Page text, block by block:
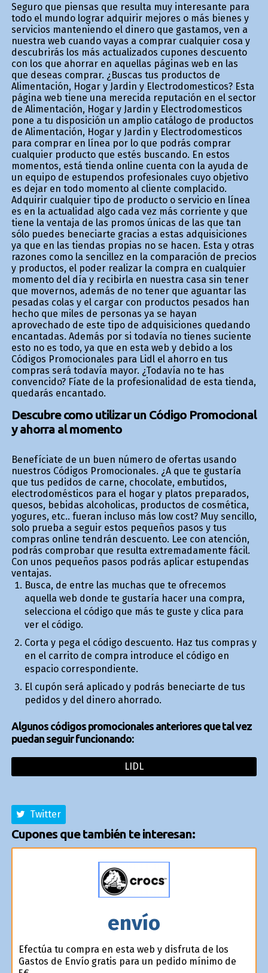
Seguro que piensas que resulta muy interesante para
todo el mundo lograr adquirir mejores o más bienes y
servicios manteniendo el dinero que gastamos, ven a
nuestra web cuando vayas a comprar cualquier cosa y
descubrirás los más actualizados cupones descuento
con los que ahorrar en aquellas páginas web en las
que deseas comprar. ¿Buscas tus productos de
Alimentación, Hogar y Jardin y Electrodomesticos? Esta
página web tiene una merecida reputación en el sector
de Alimentación, Hogar y Jardin y Electrodomesticos
pone a tu disposición un amplio catálogo de productos
de Alimentación, Hogar y Jardin y Electrodomesticos
para comprar en línea por lo que podrás comprar
cualquier producto que estés buscando. En estos
momentos, está tienda online cuenta con la ayuda de
un equipo de estupendos profesionales cuyo objetivo
es dejar en todo momento al cliente complacido.
Adquirir cualquier tipo de producto o servicio en línea
es en la actualidad algo cada vez más corriente y que
tiene la ventaja de las promos únicas de las que tan
sólo puedes beneficiarte gracias a estas adquisiciones
ya que en las tiendas propias no se hacen. Esta y otras
razones como la sencillez en la comparación de precios
y productos, el poder realizar la compra en cualquier
momento del día y recibirla en nuestra casa sin tener
que movernos, además de no tener que aguantar las
pesadas colas y el cargar con productos pesados han
hecho que miles de personas ya se hayan
aprovechado de este tipo de adquisiciones quedando
encantadas. Además por si todavía no tienes suficiente
esto no es todo, ya que en esta web y debido a los
Códigos Promocionales para Lidl el ahorro en tus
compras será todavía mayor. ¿Todavía no te has
convencido? Fíate de la profesionalidad de esta tienda,
quedarás encantado.
Descubre como utilizar un Código Promocional
y ahorra al momento
Benefíciate de un buen número de ofertas usando
nuestros Códigos Promocionales. ¿A que te gustaría
que tus pedidos de carne, chocolate, embutidos,
electrodomésticos para el hogar y platos preparados,
quesos, bebidas alcoholicas, productos de cosmética,
yogures, etc.. fueran incluso más low cost? Muy sencillo,
solo prueba a seguir estos pequeños pasos y tus
compras online tendrán descuento. Lee con atención,
podrás comprobar que resulta extremadamente fácil.
Con unos pequeños pasos podrás aplicar estupendas
ventajas.
Busca, de entre las muchas que te ofrecemos
aquella web donde te gustaría hacer una compra,
selecciona el código que más te guste y clica para
ver el código.
Corta y pega el código descuento. Haz tus compras y
en el carrito de compra introduce el código en
espacio correspondiente.
El cupón será aplicado y podrás beneficiarte de tus
pedidos y del dinero ahorrado.
Algunos códigos promocionales anteriores que tal vez
puedan seguir funcionando:
LIDL
Twitter
Cupones que también te interesan:
envío
Efectúa tu compra en esta web y disfruta de los
Gastos de Envío gratis para un pedido mínimo de